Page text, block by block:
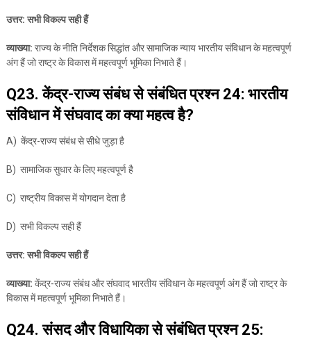
उत्तर: सभी विकल्प सही हैं
व्याख्या: राज्य के नीति निर्देशक सिद्धांत और सामाजिक न्याय भारतीय संविधान के महत्वपूर्ण
अंग हैं जो राष्ट्र के विकास में महत्वपूर्ण भूमिका निभाते हैं।
Q23. केंद्र-राज्य संबंध से संबंधित प्रश्न 24: भारतीय
संविधान में संघवाद का क्या महत्व है?
A) केंद्र-राज्य संबंध से सीधे जुड़ा है
B) सामाजिक सुधार के लिए महत्वपूर्ण है
C) राष्ट्रीय विकास में योगदान देता है
D) सभी विकल्प सही हैं
उत्तर: सभी विकल्प सही हैं
व्याख्या: केंद्र-राज्य संबंध और संघवाद भारतीय संविधान के महत्वपूर्ण अंग हैं जो राष्ट्र के
विकास में महत्वपूर्ण भूमिका निभाते हैं।
Q24. संसद और विधायिका से संबंधित प्रश्न 25: